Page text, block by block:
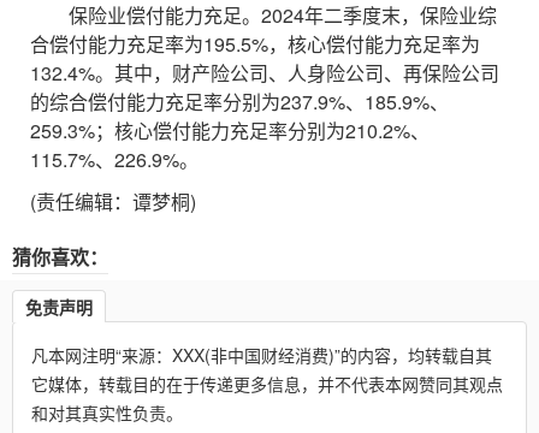
保险业偿付能力充足。2024年二季度末，保险业综
合偿付能力充足率为195.5%，核心偿付能力充足率为
132.4%。其中，财产险公司、人身险公司、再保险公司
的综合偿付能力充足率分别为237.9%、185.9%、
259.3%；核心偿付能力充足率分别为210.2%、
115.7%、226.9%。
(责任编辑：谭梦桐)
猜你喜欢：
免责声明
凡本网注明“来源：XXX(非中国财经消费)”的内容，均转载自其
它媒体，转载目的在于传递更多信息，并不代表本网赞同其观点
和对其真实性负责。